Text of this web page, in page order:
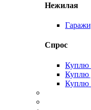
Нежилая
Спрос
Куплю
Куплю
Куплю